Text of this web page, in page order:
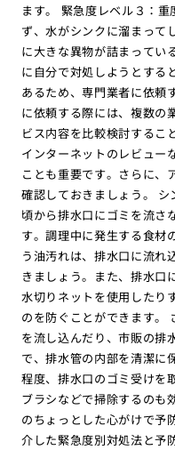
ます。 緊急度レベル３：
ず、水がシンクに溜まって
に大きな異物が詰まってい
に自分で対処しようとする
あるため、専門業者に依頼
に依頼する際には、複数の
ビス内容を比較検討するこ
インターネットのレビュー
ことも重要です。さらに、
確認しておきましょう。
頃から排水口にゴミを流さ
す。調理中に発生する食材
う油汚れは、排水口に流れ
きましょう。また、排水口
水切りネットを使用したり
のを防ぐことができます。
を流し込んだり、市販の排
で、排水管の内部を清潔に
程度、排水口のゴミ受けを
ブラシなどで掃除するのも
のちょっとした心がけで予
介した緊急度別対処法と予